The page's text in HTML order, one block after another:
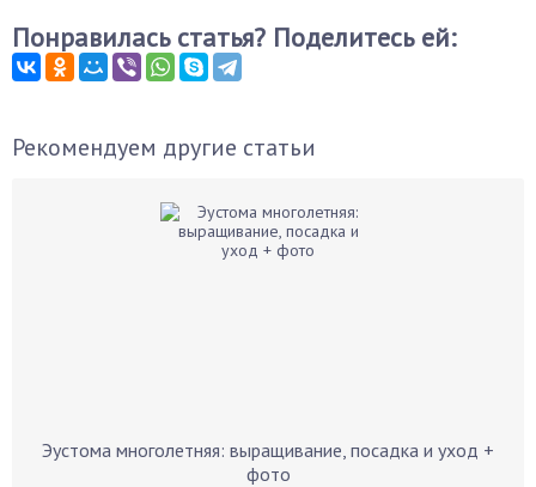
Понравилась статья? Поделитесь ей:
Рекомендуем другие статьи
Эустома многолетняя: выращивание, посадка и уход +
фото